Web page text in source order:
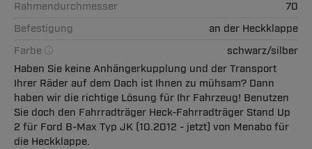
Rahmendurchmesser
70
Befestigung
an der Heckklappe
Farbe
schwarz/silber
Haben Sie keine Anhängerkupplung und der Transport
Ihrer Räder auf dem Dach ist Ihnen zu mühsam? Dann
haben wir die richtige Lösung für Ihr Fahrzeug! Benutzen
Sie doch den Fahrradträger Heck-Fahrradträger Stand Up
2 für Ford B-Max Typ JK (10.2012 - jetzt) von Menabo für
die Heckklappe.